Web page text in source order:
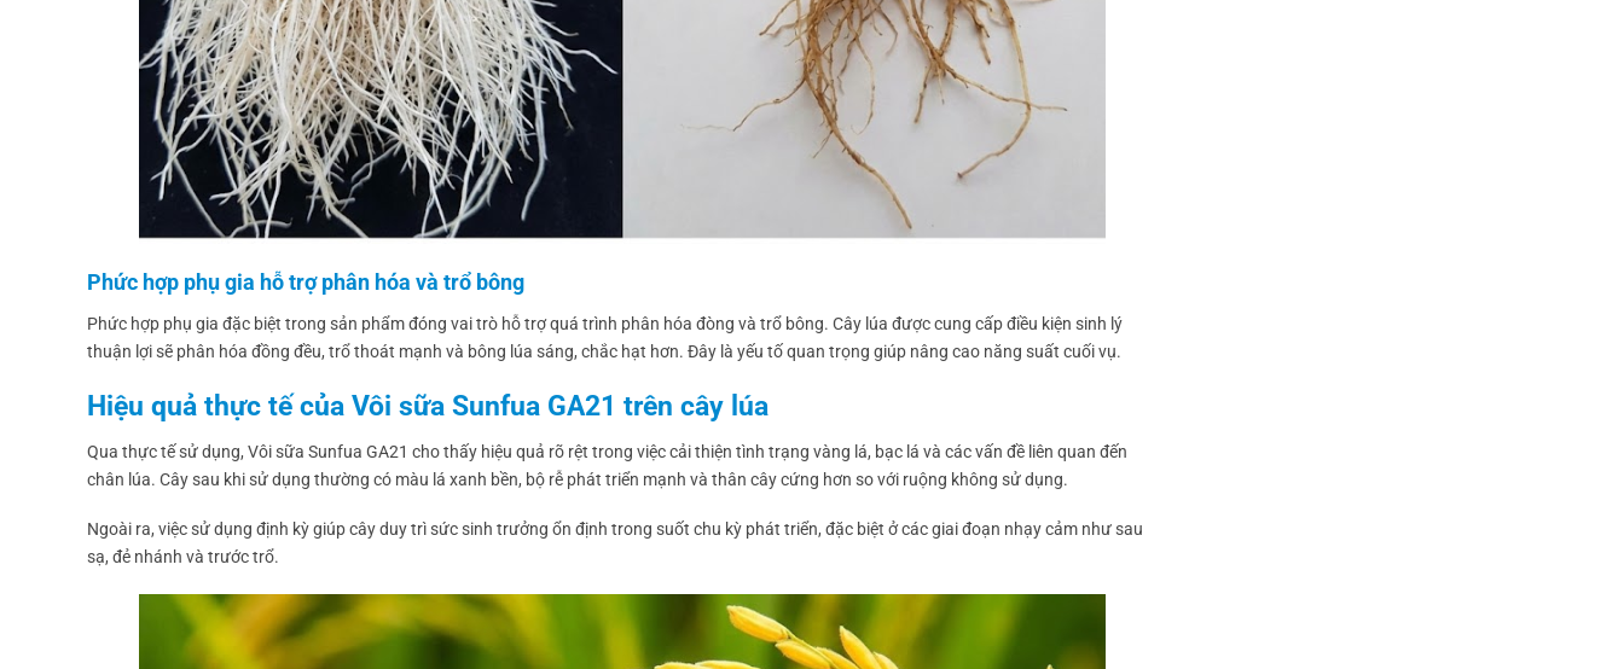
Phức hợp phụ gia hỗ trợ phân hóa và trổ bông
Phức hợp phụ gia đặc biệt trong sản phẩm đóng vai trò hỗ trợ quá trình phân hóa đòng và trổ bông. Cây lúa được cung cấp điều kiện sinh lý
thuận lợi sẽ phân hóa đồng đều, trổ thoát mạnh và bông lúa sáng, chắc hạt hơn. Đây là yếu tố quan trọng giúp nâng cao năng suất cuối vụ.
Hiệu quả thực tế của Vôi sữa Sunfua GA21 trên cây lúa
Qua thực tế sử dụng, Vôi sữa Sunfua GA21 cho thấy hiệu quả rõ rệt trong việc cải thiện tình trạng vàng lá, bạc lá và các vấn đề liên quan đến
chân lúa. Cây sau khi sử dụng thường có màu lá xanh bền, bộ rễ phát triển mạnh và thân cây cứng hơn so với ruộng không sử dụng.
Ngoài ra, việc sử dụng định kỳ giúp cây duy trì sức sinh trưởng ổn định trong suốt chu kỳ phát triển, đặc biệt ở các giai đoạn nhạy cảm như sau
sạ, đẻ nhánh và trước trổ.